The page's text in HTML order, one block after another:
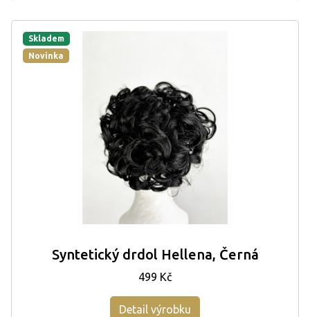
Skladem
Novinka
Syntetický drdol Hellena, Černá
499 Kč
Detail výrobku